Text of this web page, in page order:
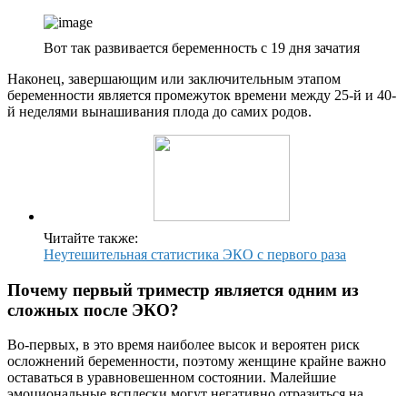
Вот так развивается беременность с 19 дня зачатия
Наконец, завершающим или заключительным этапом
беременности является промежуток времени между 25-й и 40-
й неделями вынашивания плода до самих родов.
Читайте также:
Неутешительная статистика ЭКО с первого раза
Почему первый триместр является одним из
сложных после ЭКО?
Во-первых, в это время наиболее высок и вероятен риск
осложнений беременности, поэтому женщине крайне важно
оставаться в уравновешенном состоянии. Малейшие